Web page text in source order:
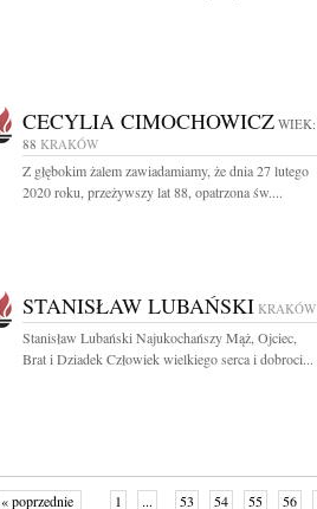
CECYLIA CIMOCHOWICZ WIEK:
88 KRAKÓW
Z głębokim żalem zawiadamiamy, że dnia 27 lutego
2020 roku, przeżywszy lat 88, opatrzona św....
STANISŁAW LUBAŃSKI KRAKÓW
Stanisław Lubański Najukochańszy Mąż, Ojciec,
Brat i Dziadek Człowiek wielkiego serca i dobroci...
« poprzednie 1 ... 53 54 55 56